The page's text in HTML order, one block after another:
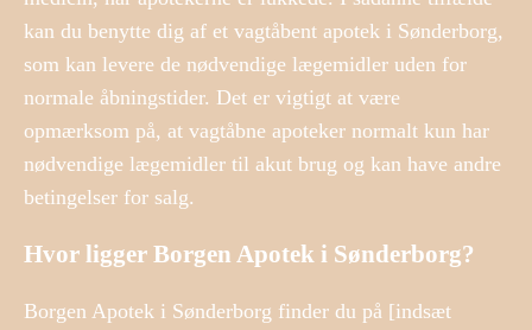
kan du benytte dig af et vagtåbent apotek i Sønderborg,
som kan levere de nødvendige lægemidler uden for
normale åbningstider. Det er vigtigt at være
opmærksom på, at vagtåbne apoteker normalt kun har
nødvendige lægemidler til akut brug og kan have andre
betingelser for salg.
Hvor ligger Borgen Apotek i Sønderborg?
Borgen Apotek i Sønderborg finder du på [indsæt